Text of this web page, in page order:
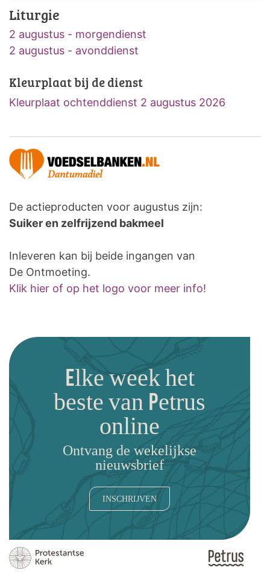
Liturgie
2 augustus - morgendienst
2 augustus - avonddienst
Kleurplaat bij de dienst
Kleurplaat ochtenddienst 2 augustus 2026
De actieproducten voor augustus zijn:
Suiker en zelfrijzend bakmeel
Inleveren kan bij beide ingangen van
De Ontmoeting.
Klik hier of op het logo voor meer info!
Elke week het
beste van Petrus
online
Ontvang de wekelijkse
nieuwsbrief
INSCHRIJVEN